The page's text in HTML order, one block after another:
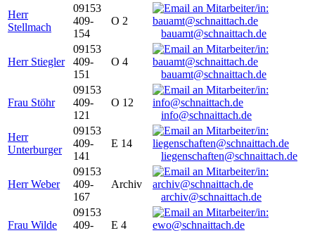
Herr
Stellmach
09153
409-
154
O 2
bauamt@schnaittach.de
Herr Stiegler
09153
409-
151
O 4
bauamt@schnaittach.de
Frau Stöhr
09153
409-
121
O 12
info@schnaittach.de
Herr
Unterburger
09153
409-
141
E 14
liegenschaften@schnaittach.de
Herr Weber
09153
409-
167
Archiv
archiv@schnaittach.de
Frau Wilde
09153
409-
E 4